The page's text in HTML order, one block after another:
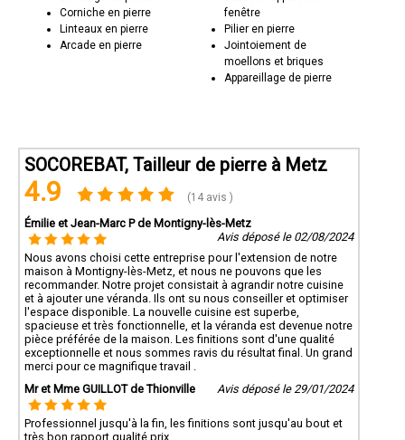
Corniche en pierre
Linteaux en pierre
Arcade en pierre
fenêtre
Pilier en pierre
Jointoiement de
moellons et briques
Appareillage de pierre
SOCOREBAT, Tailleur de pierre à Metz
4.9 (14 avis )
Émilie et Jean-Marc P de Montigny-lès-Metz
Avis déposé le 02/08/2024
Nous avons choisi cette entreprise pour l'extension de notre
maison à Montigny-lès-Metz, et nous ne pouvons que les
recommander. Notre projet consistait à agrandir notre cuisine
et à ajouter une véranda. Ils ont su nous conseiller et optimiser
l'espace disponible. La nouvelle cuisine est superbe,
spacieuse et très fonctionnelle, et la véranda est devenue notre
pièce préférée de la maison. Les finitions sont d'une qualité
exceptionnelle et nous sommes ravis du résultat final. Un grand
merci pour ce magnifique travail .
Mr et Mme GUILLOT de Thionville
Avis déposé le 29/01/2024
Professionnel jusqu'à la fin, les finitions sont jusqu'au bout et
très bon rapport qualité prix.